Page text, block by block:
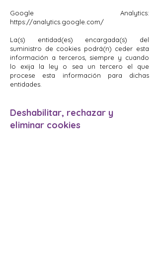
Google Analytics:
https://analytics.google.com/
La(s) entidad(es) encargada(s) del
suministro de cookies podrá(n) ceder esta
información a terceros, siempre y cuando
lo exija la ley o sea un tercero el que
procese esta información para dichas
entidades.
Deshabilitar, rechazar y
eliminar cookies